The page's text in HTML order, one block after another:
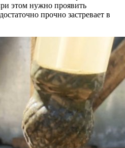
этом нужно проявить
прочно застревает в